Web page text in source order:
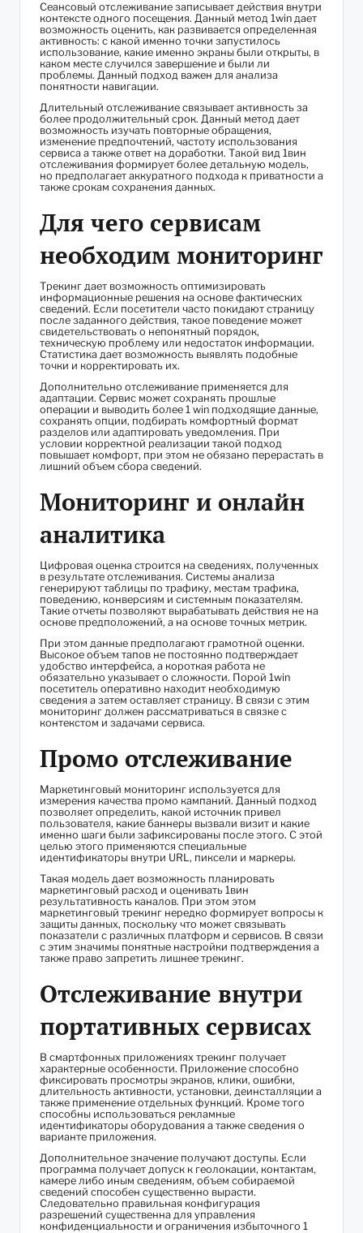
Сеансовый отслеживание записывает действия внутри
контексте одного посещения. Данный метод 1win дает
возможность оценить, как развивается определенная
активность: с какой именно точки запустилось
использование, какие именно экраны были открыты, в
каком месте случился завершение и были ли
проблемы. Данный подход важен для анализа
понятности навигации.
Длительный отслеживание связывает активность за
более продолжительный срок. Данный метод дает
возможность изучать повторные обращения,
изменение предпочтений, частоту использования
сервиса а также ответ на доработки. Такой вид 1вин
отслеживания формирует более детальную модель,
но предполагает аккуратного подхода к приватности а
также срокам сохранения данных.
Для чего сервисам
необходим мониторинг
Трекинг дает возможность оптимизировать
информационные решения на основе фактических
сведений. Если посетители часто покидают страницу
после заданного действия, такое поведение может
свидетельствовать о непонятный порядок,
техническую проблему или недостаток информации.
Статистика дает возможность выявлять подобные
точки и корректировать их.
Дополнительно отслеживание применяется для
адаптации. Сервис может сохранять прошлые
операции и выводить более 1 win подходящие данные,
сохранять опции, подбирать комфортный формат
разделов или адаптировать уведомления. При
условии корректной реализации такой подход
повышает комфорт, при этом не обязано перерастать в
лишний объем сбора сведений.
Мониторинг и онлайн
аналитика
Цифровая оценка строится на сведениях, полученных
в результате отслеживания. Системы анализа
генерируют таблицы по трафику, местам трафика,
поведению, конверсиям и системным показателям.
Такие отчеты позволяют вырабатывать действия не на
основе предположений, а на основе точных метрик.
При этом данные предполагают грамотной оценки.
Высокое объем тапов не постоянно подтверждает
удобство интерфейса, а короткая работа не
обязательно указывает о сложности. Порой 1win
посетитель оперативно находит необходимую
сведения а затем оставляет страницу. В связи с этим
мониторинг должен рассматриваться в связке с
контекстом и задачами сервиса.
Промо отслеживание
Маркетинговый мониторинг используется для
измерения качества промо кампаний. Данный подход
позволяет определить, какой источник привел
пользователя, какие баннеры вызвали визит и какие
именно шаги были зафиксированы после этого. С этой
целью этого применяются специальные
идентификаторы внутри URL, пиксели и маркеры.
Такая модель дает возможность планировать
маркетинговый расход и оценивать 1вин
результативность каналов. При этом этом
маркетинговый трекинг нередко формирует вопросы к
защиты данных, поскольку что может связывать
показатели с различных платформ и сервисов. В связи
с этим значимы понятные настройки подтверждения а
также право запретить лишнее трекинг.
Отслеживание внутри
портативных сервисах
В смартфонных приложениях трекинг получает
характерные особенности. Приложение способно
фиксировать просмотры экранов, клики, ошибки,
длительность активности, установки, деинсталляции а
также применение отдельных функций. Кроме того
способны использоваться рекламные
идентификаторы оборудования а также сведения о
варианте приложения.
Дополнительное значение получают доступы. Если
программа получает допуск к геолокации, контактам,
камере либо иным сведениям, объем собираемой
сведений способен существенно вырасти.
Следовательно правильная конфигурация
разрешений существенна для управления
конфиденциальности и ограничения избыточного 1